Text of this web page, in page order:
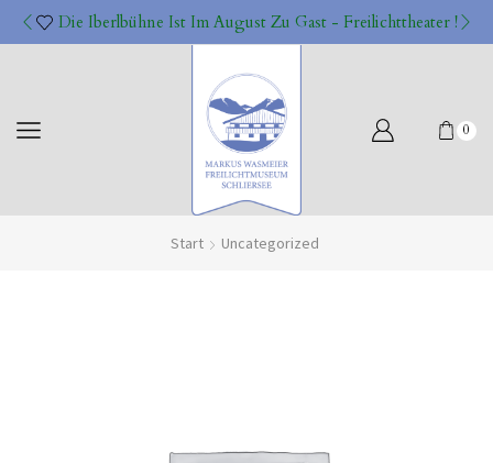
Die Iberlbühne Ist Im August Zu Gast - Freilichttheater !
0
Start Uncategorized